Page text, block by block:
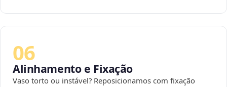
06
Alinhamento e Fixação
Vaso torto ou instável? Reposicionamos com fixação